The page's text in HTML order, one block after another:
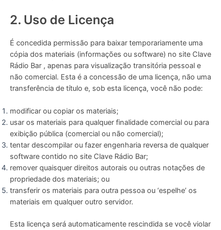
2. Uso de Licença
É concedida permissão para baixar temporariamente uma
cópia dos materiais (informações ou software) no site Clave
Rádio Bar , apenas para visualização transitória pessoal e
não comercial. Esta é a concessão de uma licença, não uma
transferência de título e, sob esta licença, você não pode:
modificar ou copiar os materiais;
usar os materiais para qualquer finalidade comercial ou para
exibição pública (comercial ou não comercial);
tentar descompilar ou fazer engenharia reversa de qualquer
software contido no site Clave Rádio Bar;
remover quaisquer direitos autorais ou outras notações de
propriedade dos materiais; ou
transferir os materiais para outra pessoa ou ‘espelhe’ os
materiais em qualquer outro servidor.
Esta licença será automaticamente rescindida se você violar